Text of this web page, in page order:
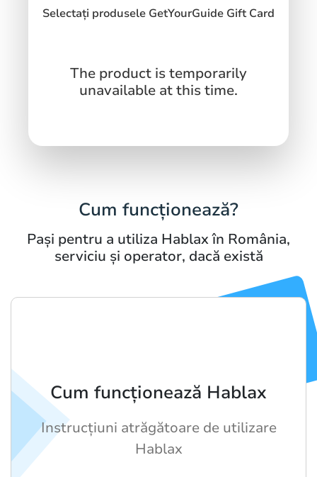
Selectați produsele GetYourGuide Gift Card
The product is temporarily
unavailable at this time.
Cum funcționează?
Pași pentru a utiliza Hablax în România,
serviciu și operator, dacă există
Cum funcționează Hablax
Instrucțiuni atrăgătoare de utilizare
Hablax